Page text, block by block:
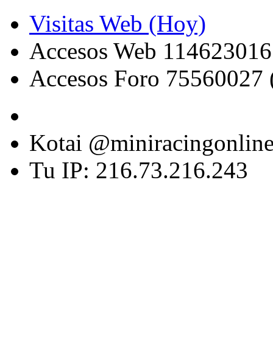
Visitas Web (Hoy)
Accesos Web
Accesos Foro 75560027
Kotai
Tu IP: 216.73.216.243